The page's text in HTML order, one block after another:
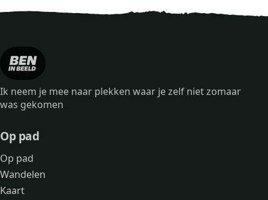
Ik neem je mee naar plekken waar je zelf niet zomaar
was gekomen
Op pad
Op pad
Wandelen
Kaart